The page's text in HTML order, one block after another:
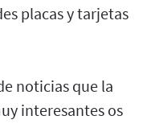
placas y tarjetas
noticias que la
interesantes os